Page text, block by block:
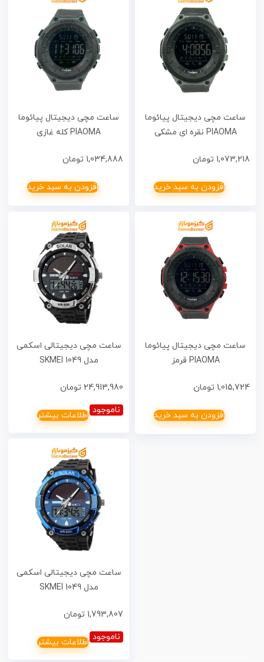
ساعت مچی دیجیتال پیائوما
PIAOMA نقره ای مشکی
1,073,218 تومان
افزودن به سبد خرید
ساعت مچی دیجیتال پیائوما
PIAOMA کله غازی
1,034,888 تومان
افزودن به سبد خرید
ساعت مچی دیجیتال پیائوما
PIAOMA قرمز
1,015,724 تومان
افزودن به سبد خرید
ساعت مچی دیجیتالی اسکمی
مدل 1049 SKMEI
24,913,980 تومان
ناموجود اطلاعات بیشتر
ساعت مچی دیجیتالی اسکمی
مدل 1049 SKMEI
1,793,807 تومان
ناموجود اطلاعات بیشتر